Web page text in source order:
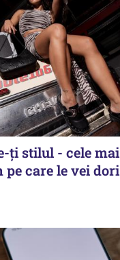
ți stilul - cele
pe care le vei